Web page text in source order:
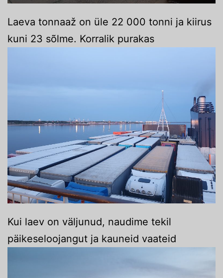
Laeva tonnaaž on üle 22 000 tonni ja kiirus
kuni 23 sõlme. Korralik purakas
Kui laev on väljunud, naudime tekil
päikeseloojangut ja kauneid vaateid